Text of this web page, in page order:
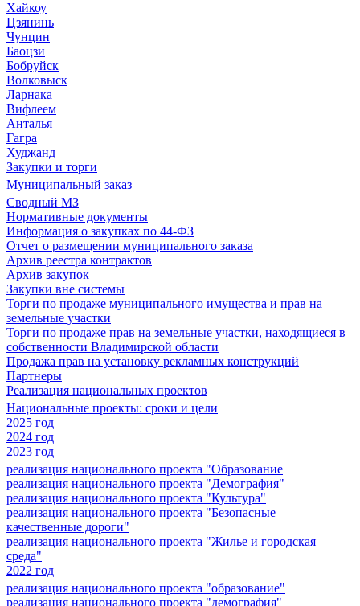
Хайкоу
Цзянинь
Чунцин
Баоцзи
Бобруйск
Волковыск
Ларнака
Вифлеем
Анталья
Гагра
Худжанд
Закупки и торги
Муниципальный заказ
Сводный МЗ
Нормативные документы
Информация о закупках по 44-ФЗ
Отчет о размещении муниципального заказа
Архив реестра контрактов
Архив закупок
Закупки вне системы
Торги по продаже муниципального имущества и прав на
земельные участки
Торги по продаже прав на земельные участки, находящиеся в
собственности Владимирской области
Продажа прав на установку рекламных конструкций
Партнеры
Реализация национальных проектов
Национальные проекты: сроки и цели
2025 год
2024 год
2023 год
реализация национального проекта "Образование
реализация национального проекта "Демография"
реализация национального проекта "Культура"
реализация национального проекта "Безопасные
качественные дороги"
реализация национального проекта "Жилье и городская
среда"
2022 год
реализация национального проекта "образование"
реализация национального проекта "демография"